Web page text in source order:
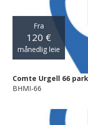
Fra
120 €
månedlig leie
Comte Urgell 66
BHMI-66